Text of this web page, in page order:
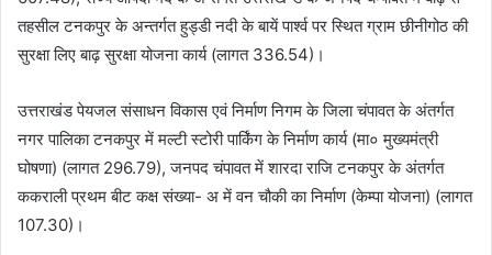
तहसील टनकपुर के अन्तर्गत हुड्डी नदी के बायें पार्श्व पर स्थित ग्राम छीनीगोठ की
सुरक्षा लिए बाढ़ सुरक्षा योजना कार्य (लागत 336.54)।
उत्तराखंड पेयजल संसाधन विकास एवं निर्माण निगम के जिला चंपावत के अंतर्गत
नगर पालिका टनकपुर में मल्टी स्टोरी पार्किंग के निर्माण कार्य (मा० मुख्यमंत्री
घोषणा) (लागत 296.79), जनपद चंपावत में शारदा राजि टनकपुर के अंतर्गत
ककराली प्रथम बीट कक्ष संख्या- अ में वन चौकी का निर्माण (केम्पा योजना) (लागत
107.30)।